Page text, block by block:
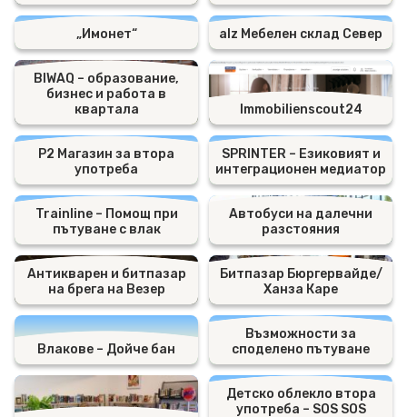
„Имонет“ alz Мебелен склад Север
BIWAQ – образование,
бизнес и работа в
квартала
Immobilienscout24
P2 Магазин за втора
употреба
SPRINTER – Езиковият и
интеграционен медиатор
Trainline – Помощ при
пътуване с влак
Автобуси на далечни
разстояния
Антикварен и битпазар
на брега на Везер
Битпазар Бюргервайде/
Ханза Каре
Влакове – Дойче бан
Възможности за
споделено пътуване
Детско облекло втора
употреба – SOS SOS